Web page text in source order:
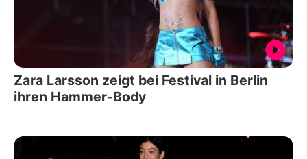
Zara Larsson zeigt bei Festival in Berlin
ihren Hammer-Body